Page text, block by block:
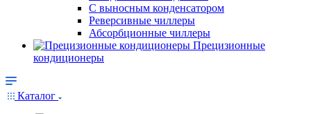
С выносным конденсатором
Реверсивные чиллеры
Абсорбционные чиллеры
Прецизионные
кондиционеры
Каталог